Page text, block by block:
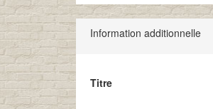
Information additionnelle
Titre